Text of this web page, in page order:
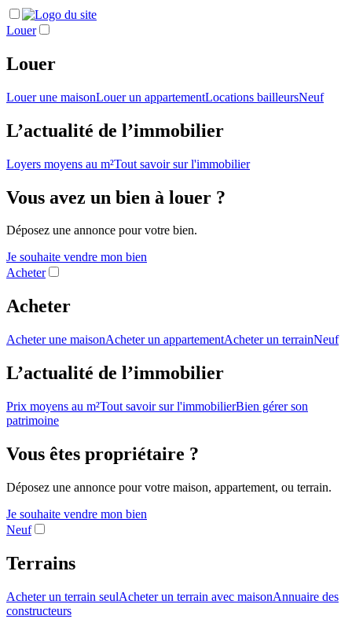
Louer
Louer
Louer une maisonLouer un appartementLocations bailleursNeuf
L’actualité de l’immobilier
Loyers moyens au m²Tout savoir sur l'immobilier
Vous avez un bien à louer ?
Déposez une annonce pour votre bien.
Je souhaite vendre mon bien
Acheter
Acheter
Acheter une maisonAcheter un appartementAcheter un terrainNeuf
L’actualité de l’immobilier
Prix moyens au m²Tout savoir sur l'immobilierBien gérer son
patrimoine
Vous êtes propriétaire ?
Déposez une annonce pour votre maison, appartement, ou terrain.
Je souhaite vendre mon bien
Neuf
Terrains
Acheter un terrain seulAcheter un terrain avec maisonAnnuaire des
constructeurs